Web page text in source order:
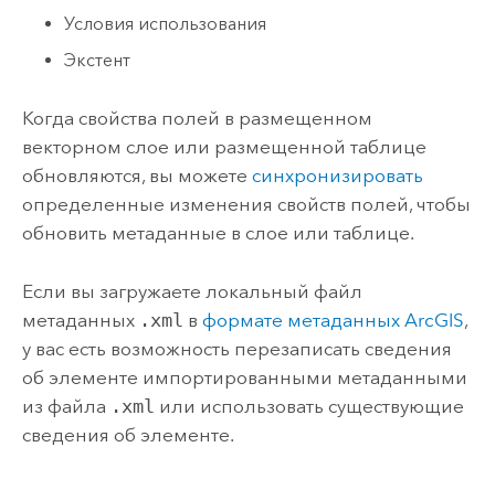
Условия использования
Экстент
Когда свойства полей в размещенном
векторном слое или размещенной таблице
обновляются, вы можете синхронизировать
определенные изменения свойств полей, чтобы
обновить метаданные в слое или таблице.
Если вы загружаете локальный файл
метаданных .xml в формате метаданных ArcGIS,
у вас есть возможность перезаписать сведения
об элементе импортированными метаданными
из файла .xml или использовать существующие
сведения об элементе.